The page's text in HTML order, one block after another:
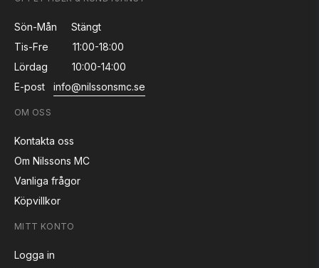
Sön-Mån
Stängt
Tis-Fre
11:00-18:00
Lördag
10:00-14:00
E-post
info@nilssonsmc.se
OM OSS
Kontakta oss
Om Nilssons MC
Vanliga frågor
Köpvillkor
MITT KONTO
Logga in